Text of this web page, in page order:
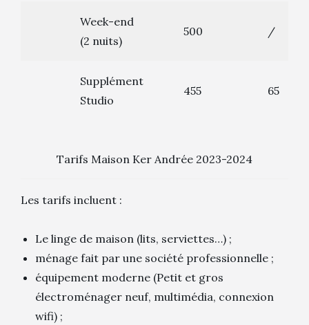
Week-end
(2 nuits)
500 /
Supplément
Studio
455 65
Tarifs Maison Ker Andrée 2023-2024
Les tarifs incluent :
Le linge de maison (lits, serviettes…) ;
ménage fait par une société professionnelle ;
équipement moderne (Petit et gros
électroménager neuf, multimédia, connexion
wifi) ;